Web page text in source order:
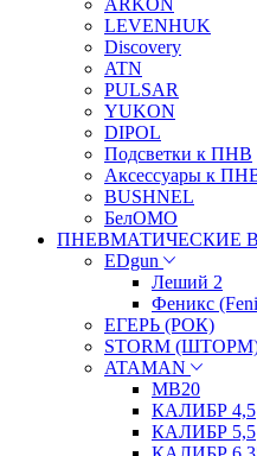
LEVENHUK
Discovery
ATN
PULSAR
YUKON
DIPOL
Подсветки к ПНВ
Аксессуары к
BUSHNEL
БелОМО
ПНЕВМАТИЧЕСКИЕ
EDgun
Леший 2
Феникс
ЕГЕРЬ (РОК)
STORM
ATAMAN
МВ20
КАЛИБР 4,5
КАЛИБР 5,5